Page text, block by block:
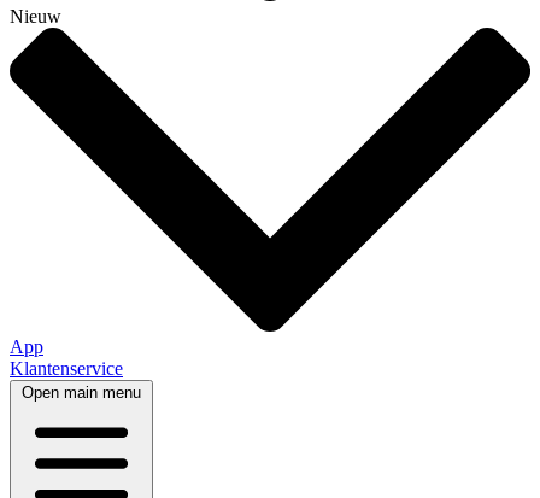
Nieuw
App
Klantenservice
Open main menu